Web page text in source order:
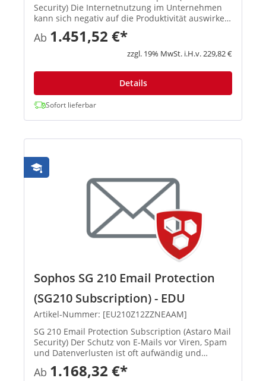
Security) Die Internetnutzung im Unternehmen
kann sich negativ auf die Produktivität auswirken
und birgt die Gefahr, dass Malware ins Netzwerk
eingeschleust wird. Sophos Web Protection
Ab 1.451,52 €*
zzgl. 19% MwSt. i.H.v. 229,82 €
Details
Sofort lieferbar
Sophos SG 210 Email Protection
(SG210 Subscription) - EDU
Artikel-Nummer: [EU210Z12ZZNEAAM]
SG 210 Email Protection Subscription (Astaro Mail
Security) Der Schutz von E-Mails vor Viren, Spam
und Datenverlusten ist oft aufwändig und
zeitraubend. Sie müssen auf Infektionen durch
Viren reagieren, die Spam-Quarantäne verwalten
Ab 1.168,32 €*